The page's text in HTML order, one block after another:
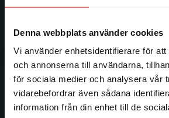
Denna webbplats använder cookies
Vi använder enhetsidentifierare för
och annonserna till användarna,
för sociala medier och analysera vår
vidarebefordrar även sådana
information från din enhet till de
Begränsad
Studentlitteratur
Studentlitteratur grundades 1963 och
ledande utbildningsförlag. Med
facklitteratur, utbildningar och digitala
informationstjänster i utbudet, finns
längs hela kunskapsresan.